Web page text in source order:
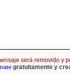
será removido y
gratuitamente y